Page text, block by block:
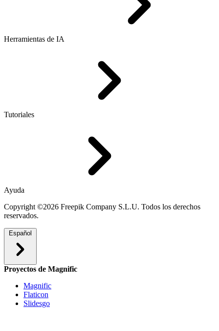
Herramientas de IA
Tutoriales
Ayuda
Copyright ©2026 Freepik Company S.L.U. Todos los derechos
reservados.
Español
Proyectos de Magnific
Magnific
Flaticon
Slidesgo